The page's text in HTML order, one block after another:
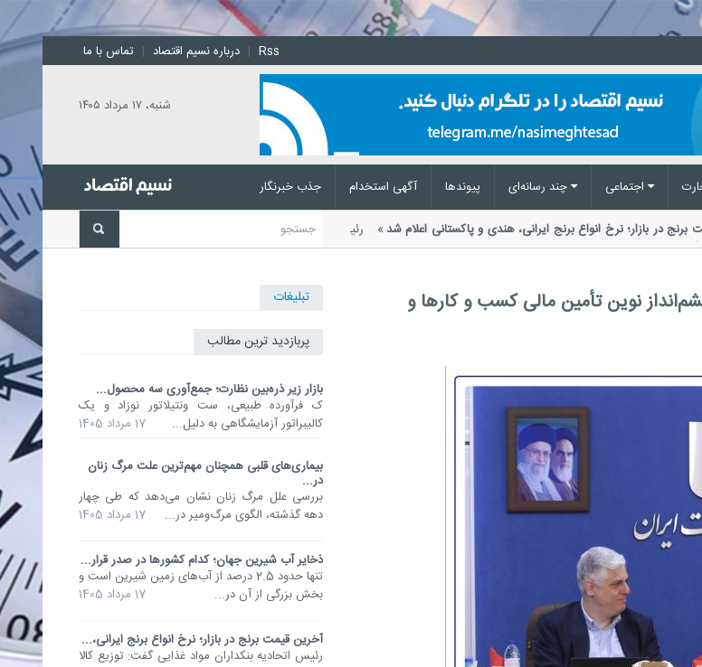
تماس با ما | درباره نسیم اقتصاد | Rss
شنبه، ۱۷ مرداد ۱۴۰۵
جذب خبرنگار آگهی استخدام پیوند‌ها
برنج در بازار؛ نرخ انواع برنج ایرانی، هندی و پاکستانی اعلام شد
رئیس اتحادیه بنکداران
گفت: توزیع کالا نسبت به تقاضا 2...
تبلیغات
پربازدید ترین مطالب
بازار زیر ذره‌بین نظارت؛ جمع‌آوری سه محصول...
ک فرآورده طبیعی، ست ونتیلاتور نوزاد و یک
کالیبراتور آزمایشگاهی به دلیل...
17 مرداد 1405
بیماری‌های قلبی همچنان مهم‌ترین علت مرگ زنان
در...
بررسی علل مرگ زنان نشان می‌دهد که طی چهار
دهه گذشته، الگوی مرگ‌ومیر در...
17 مرداد 1405
ذخایر آب شیرین جهان؛ کدام کشورها در صدر قرار...
تنها حدود 2.5 درصد از آب‌های زمین شیرین است و
بخش بزرگی از آن در...
17 مرداد 1405
آخرین قیمت برنج در بازار؛ نرخ انواع برنج ایرانی،...
رئیس اتحادیه بنکداران مواد غذایی گفت: توزیع کالا
نوین تأمین مالی کسب ‌و کارها و